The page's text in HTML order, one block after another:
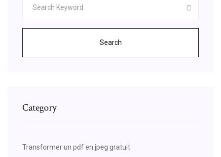
Search
Category
Transformer un pdf en jpeg gratuit